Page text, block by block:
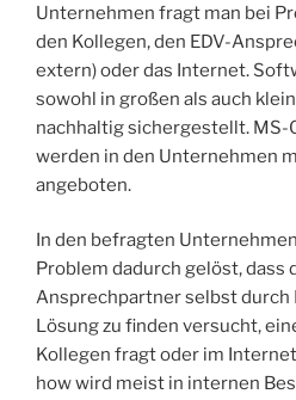
Unternehmen fragt man bei
den Kollegen, den EDV-
extern) oder das Internet.
sowohl in großen als auch
nachhaltig sichergestellt. MS-
werden in den Unternehmen
angeboten.
In den befragten
Problem dadurch gelöst, dass
Ansprechpartner selbst durch
Lösung zu finden versucht,
Kollegen fragt oder im
how wird meist in internen